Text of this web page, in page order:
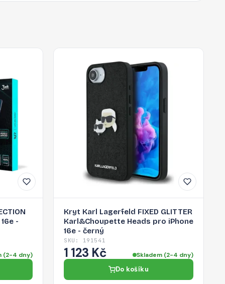
-
(2-4 dny)
Kryt Karl Lagerfeld FIXED GLITTER
Karl&Choupette Heads pro iPhone
16e - černý
SKU: 191541
1 123 Kč Skladem (2-4 dny)
Do košíku